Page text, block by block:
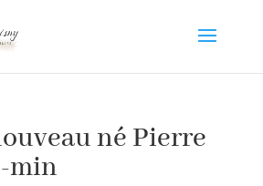
né Pierre
min